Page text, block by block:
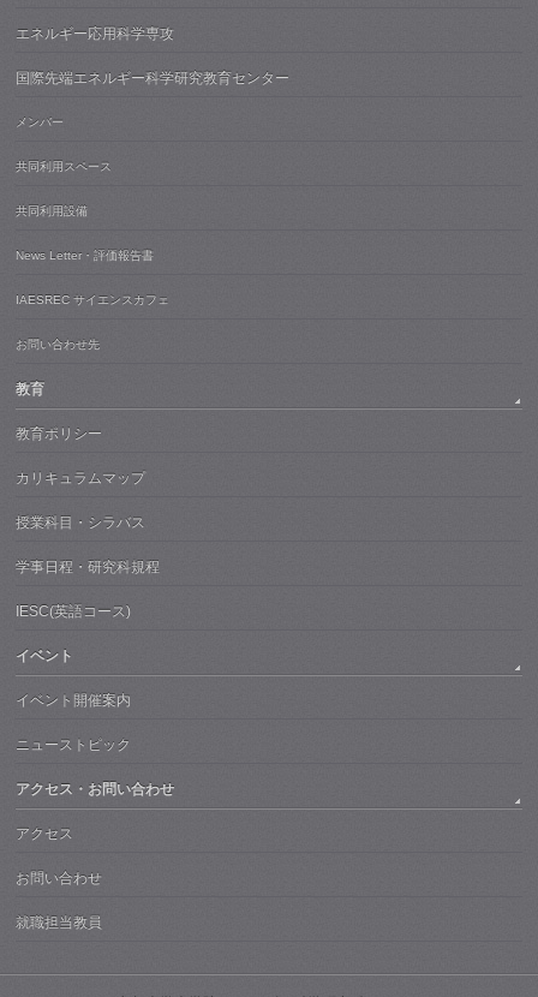
エネルギー応用科学専攻
国際先端エネルギー科学研究教育センター
メンバー
共同利用スペース
共同利用設備
News Letter・評価報告書
IAESREC サイエンスカフェ
お問い合わせ先
教育
教育ポリシー
カリキュラムマップ
授業科目・シラバス
学事日程・研究科規程
IESC(英語コース)
イベント
イベント開催案内
ニューストピック
アクセス・お問い合わせ
アクセス
お問い合わせ
就職担当教員